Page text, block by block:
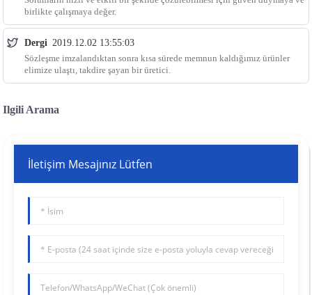
birlikte çalışmaya değer.
Dergi 2019.12.02 13:55:03
Sözleşme imzalandıktan sonra kısa sürede memnun kaldığımız ürünler
elimize ulaştı, takdire şayan bir üretici.
Ilgili Arama
İletişim Mesajınız Lütfen